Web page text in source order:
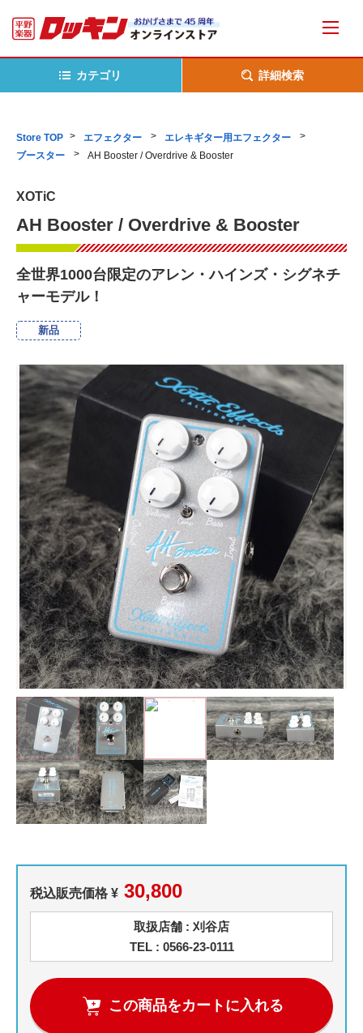
カテゴリ 詳細検索
Store TOP エフェクター
エレキギター用エフェクター
ブースター
AH Booster / Overdrive & Booster
XOTiC
AH Booster / Overdrive & Booster
全世界1000台限定のアレン・ハインズ・シグネチ
ャーモデル！
新品
税込販売価格 ¥ 30,800
取扱店舗 : 刈谷店
TEL : 0566-23-0111
この商品をカートに入れる